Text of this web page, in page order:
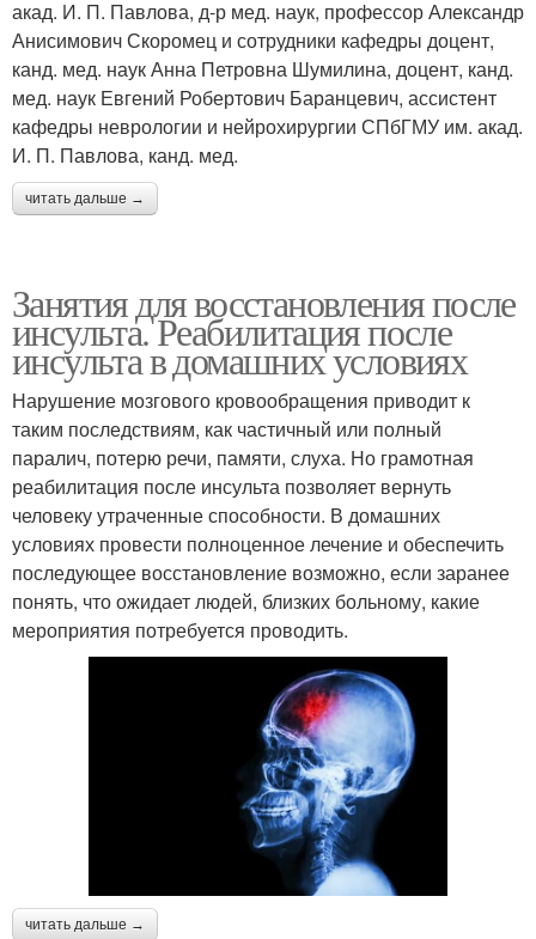
акад. И. П. Павлова, д-р мед. наук, профессор Александр
Анисимович Скоромец и сотрудники кафедры доцент,
канд. мед. наук Анна Петровна Шумилина, доцент, канд.
мед. наук Евгений Робертович Баранцевич, ассистент
кафедры неврологии и нейрохирургии СПбГМУ им. акад.
И. П. Павлова, канд. мед.
читать дальше →
Занятия для восстановления после
инсульта. Реабилитация после
инсульта в домашних условиях
Нарушение мозгового кровообращения приводит к
таким последствиям, как частичный или полный
паралич, потерю речи, памяти, слуха. Но грамотная
реабилитация после инсульта позволяет вернуть
человеку утраченные способности. В домашних
условиях провести полноценное лечение и обеспечить
последующее восстановление возможно, если заранее
понять, что ожидает людей, близких больному, какие
мероприятия потребуется проводить.
читать дальше →